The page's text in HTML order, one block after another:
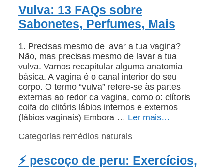
Vulva: 13 FAQs sobre
Sabonetes, Perfumes, Mais
1. Precisas mesmo de lavar a tua vagina?
Não, mas precisas mesmo de lavar a tua
vulva. Vamos recapitular alguma anatomia
básica. A vagina é o canal interior do seu
corpo. O termo “vulva” refere-se às partes
externas ao redor da vagina, como o: clítoris
coifa do clitóris lábios internos e externos
(lábios vaginais) Embora … Ler mais…
Categorias remédios naturais
⚡ pescoço de peru: Exercícios,